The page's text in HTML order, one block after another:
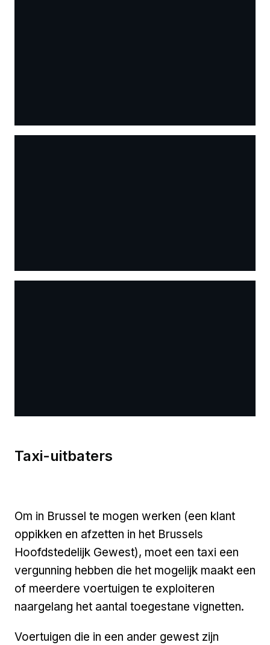
Taxi-uitbaters
Om in Brussel te mogen werken (een klant
oppikken en afzetten in het Brussels
Hoofdstedelijk Gewest), moet een taxi een
vergunning hebben die het mogelijk maakt een
of meerdere voertuigen te exploiteren
naargelang het aantal toegestane vignetten.
Voertuigen die in een ander gewest zijn